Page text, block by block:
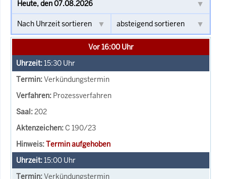
Vor 16:00 Uhr
15:30 Uhr
Verkündungstermin
Prozessverfahren
202
C 190/23
Termin aufgehoben
15:00 Uhr
Verkündungstermin